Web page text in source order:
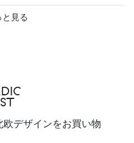
見る
デザインをお買い物